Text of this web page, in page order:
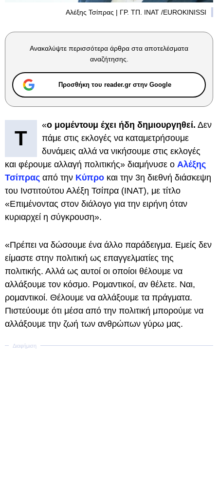
Αλέξης Τσίπρας | ΓΡ. ΤΠ. ΙΝΑΤ /EUROKINISSI
Ανακαλύψτε περισσότερα άρθρα στα αποτελέσματα
αναζήτησης.
Προσθήκη του reader.gr στην Google
«
Τ
ο μομέντουμ έχει ήδη δημιουργηθεί. Δεν
πάμε στις εκλογές να καταμετρήσουμε
δυνάμεις αλλά να νικήσουμε στις εκλογές
και φέρουμε αλλαγή πολιτικής» διαμήνυσε ο Αλέξης
Τσίπρας από την Κύπρο και την 3η διεθνή διάσκεψη
του Ινστιτούτου Αλέξη Τσίπρα (ΙΝΑΤ), με τίτλο
«Επιμένοντας στον διάλογο για την ειρήνη όταν
κυριαρχεί η σύγκρουση».
«Πρέπει να δώσουμε ένα άλλο παράδειγμα. Εμείς δεν
είμαστε στην πολιτική ως επαγγελματίες της
πολιτικής. Αλλά ως αυτοί οι οποίοι θέλουμε να
αλλάξουμε τον κόσμο. Ρομαντικοί, αν θέλετε. Ναι,
ρομαντικοί. Θέλουμε να αλλάξουμε τα πράγματα.
Πιστεύουμε ότι μέσα από την πολιτική μπορούμε να
αλλάξουμε την ζωή των ανθρώπων γύρω μας.